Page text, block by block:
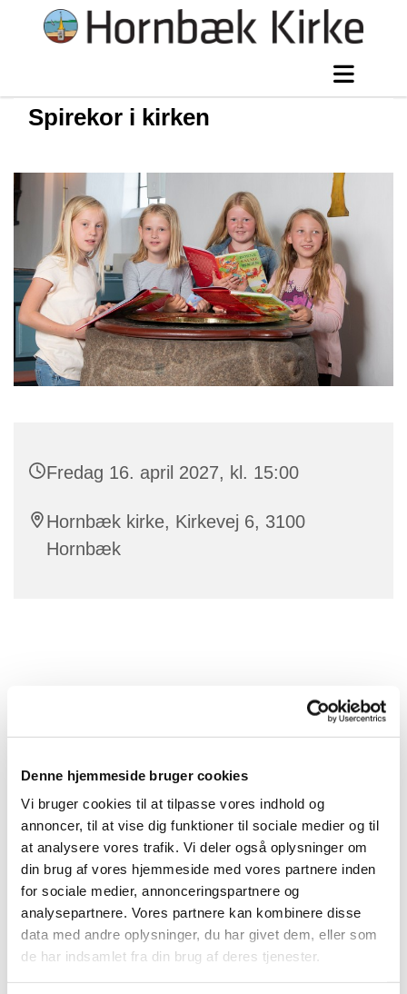
Denne hjemmeside bruger cookies
Vi bruger cookies til at tilpasse vores indhold og
annoncer, til at vise dig funktioner til sociale medier og til
at analysere vores trafik. Vi deler også oplysninger om
din brug af vores hjemmeside med vores partnere inden
for sociale medier, annonceringspartnere og
analysepartnere. Vores partnere kan kombinere disse
data med andre oplysninger, du har givet dem, eller som
de har indsamlet fra din brug af deres tjenester.
Spirekor i kirken
Fredag 16. april 2027, kl. 15:00
Hornbæk kirke, Kirkevej 6, 3100
Hornbæk